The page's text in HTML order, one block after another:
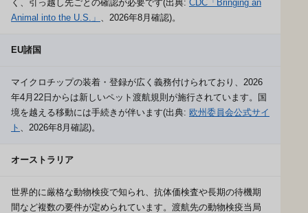
く、引っ越し先ごとの確認が必要です(出典: CDC「Bringing an
Animal into the U.S.」 、2026年8月確認)。
EU諸国
マイクロチップの装着・登録が広く義務付けられており、2026
年4月22日からは新しいペット渡航規則が施行されています。国
境を越える移動には手続きが伴います(出典: 欧州委員会公式サイ
ト 、2026年8月確認)。
オーストラリア
世界的に厳格な動物検疫で知られ、抗体価検査や長期の待機期
間など複数の要件が定められています。渡航先の動物検疫当局